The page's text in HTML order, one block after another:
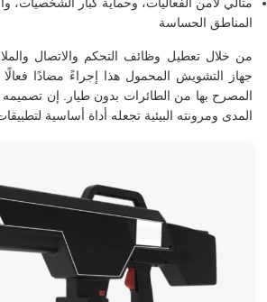
المناطق الحساسة
من خلال تعطيل وظائف التحكم والاتصال
جهاز التشويش المحمول هذا إجراءً مضادًا
المصرح بها من الطائرات بدون طيار. إن تصميمه
المدى ومرونته البيئية تجعله أداة أساسية